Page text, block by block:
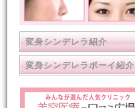
変身シンデレラ紹介
変身シンデレラボーイ紹介